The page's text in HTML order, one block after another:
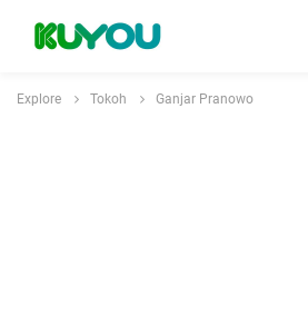
Explore Tokoh Ganjar Pranowo